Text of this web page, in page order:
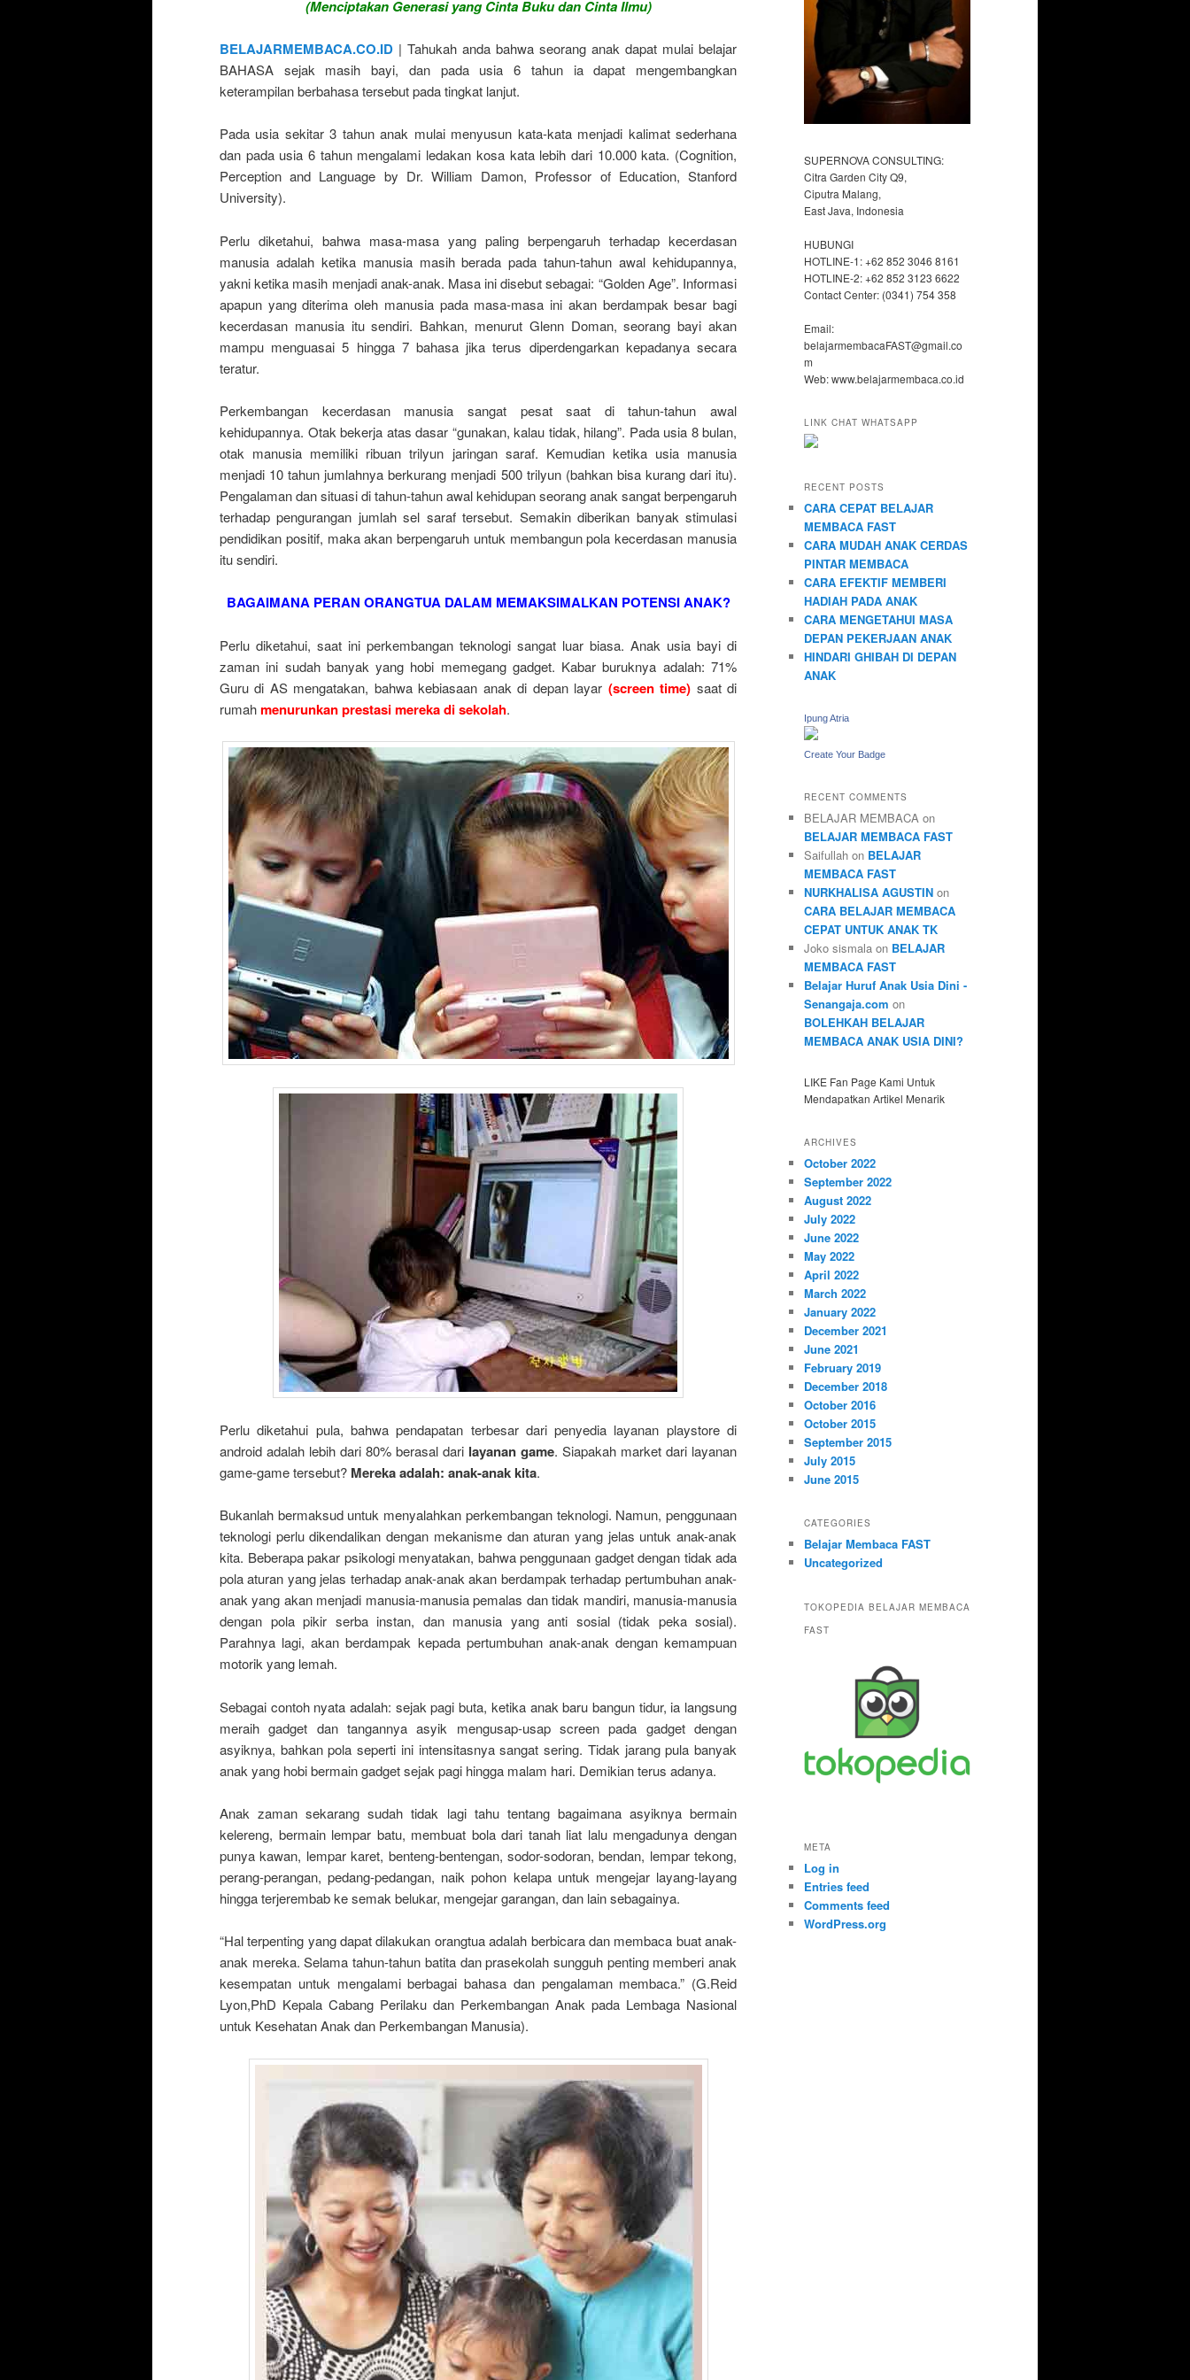
(Menciptakan Generasi yang Cinta Buku dan Cinta Ilmu)
BELAJARMEMBACA.CO.ID | Tahukah anda bahwa seorang anak dapat mulai belajar
BAHASA sejak masih bayi, dan pada usia 6 tahun ia dapat mengembangkan
keterampilan berbahasa tersebut pada tingkat lanjut.
Pada usia sekitar 3 tahun anak mulai menyusun kata-kata menjadi kalimat sederhana
dan pada usia 6 tahun mengalami ledakan kosa kata lebih dari 10.000 kata. (Cognition,
Perception and Language by Dr. William Damon, Professor of Education, Stanford
University).
Perlu diketahui, bahwa masa-masa yang paling berpengaruh terhadap kecerdasan
manusia adalah ketika manusia masih berada pada tahun-tahun awal kehidupannya,
yakni ketika masih menjadi anak-anak. Masa ini disebut sebagai: “Golden Age”. Informasi
apapun yang diterima oleh manusia pada masa-masa ini akan berdampak besar bagi
kecerdasan manusia itu sendiri. Bahkan, menurut Glenn Doman, seorang bayi akan
mampu menguasai 5 hingga 7 bahasa jika terus diperdengarkan kepadanya secara
teratur.
Perkembangan kecerdasan manusia sangat pesat saat di tahun-tahun awal
kehidupannya. Otak bekerja atas dasar “gunakan, kalau tidak, hilang”. Pada usia 8 bulan,
otak manusia memiliki ribuan trilyun jaringan saraf. Kemudian ketika usia manusia
menjadi 10 tahun jumlahnya berkurang menjadi 500 trilyun (bahkan bisa kurang dari itu).
Pengalaman dan situasi di tahun-tahun awal kehidupan seorang anak sangat berpengaruh
terhadap pengurangan jumlah sel saraf tersebut. Semakin diberikan banyak stimulasi
pendidikan positif, maka akan berpengaruh untuk membangun pola kecerdasan manusia
itu sendiri.
BAGAIMANA PERAN ORANGTUA DALAM MEMAKSIMALKAN POTENSI ANAK?
Perlu diketahui, saat ini perkembangan teknologi sangat luar biasa. Anak usia bayi di
zaman ini sudah banyak yang hobi memegang gadget. Kabar buruknya adalah: 71%
Guru di AS mengatakan, bahwa kebiasaan anak di depan layar (screen time) saat di
rumahmenurunkan prestasi mereka di sekolah.
Perlu diketahui pula, bahwa pendapatan terbesar dari penyedia layanan playstore di
android adalah lebih dari 80% berasal dari layanan game. Siapakah market dari layanan
game-game tersebut? Mereka adalah: anak-anak kita.
Bukanlah bermaksud untuk menyalahkan perkembangan teknologi. Namun, penggunaan
teknologi perlu dikendalikan dengan mekanisme dan aturan yang jelas untuk anak-anak
kita. Beberapa pakar psikologi menyatakan, bahwa penggunaan gadget dengan tidak ada
pola aturan yang jelas terhadap anak-anak akan berdampak terhadap pertumbuhan anak-
anak yang akan menjadi manusia-manusia pemalas dan tidak mandiri, manusia-manusia
dengan pola pikir serba instan, dan manusia yang anti sosial (tidak peka sosial).
Parahnya lagi, akan berdampak kepada pertumbuhan anak-anak dengan kemampuan
motorik yang lemah.
Sebagai contoh nyata adalah: sejak pagi buta, ketika anak baru bangun tidur, ia langsung
meraih gadget dan tangannya asyik mengusap-usap screen pada gadget dengan
asyiknya, bahkan pola seperti ini intensitasnya sangat sering. Tidak jarang pula banyak
anak yang hobi bermain gadget sejak pagi hingga malam hari. Demikian terus adanya.
Anak zaman sekarang sudah tidak lagi tahu tentang bagaimana asyiknya bermain
kelereng, bermain lempar batu, membuat bola dari tanah liat lalu mengadunya dengan
punya kawan, lempar karet, benteng-bentengan, sodor-sodoran, bendan, lempar tekong,
perang-perangan, pedang-pedangan, naik pohon kelapa untuk mengejar layang-layang
hingga terjerembab ke semak belukar, mengejar garangan, dan lain sebagainya.
“Hal terpenting yang dapat dilakukan orangtua adalah berbicara dan membaca buat anak-
anak mereka. Selama tahun-tahun batita dan prasekolah sungguh penting memberi anak
kesempatan untuk mengalami berbagai bahasa dan pengalaman membaca.” (G.Reid
Lyon,PhD Kepala Cabang Perilaku dan Perkembangan Anak pada Lembaga Nasional
untuk Kesehatan Anak dan Perkembangan Manusia).
SUPERNOVA CONSULTING:
Citra Garden City Q9,
Ciputra Malang,
East Java, Indonesia
HUBUNGI
HOTLINE-1: +62 852 3046 8161
HOTLINE-2: +62 852 3123 6622
Contact Center: (0341) 754 358
Email:
belajarmembacaFAST@gmail.co
m
Web: www.belajarmembaca.co.id
LINK CHAT WHATSAPP
RECENT POSTS
CARA CEPAT BELAJAR
MEMBACA FAST
CARA MUDAH ANAK CERDAS
PINTAR MEMBACA
CARA EFEKTIF MEMBERI
HADIAH PADA ANAK
CARA MENGETAHUI MASA
DEPAN PEKERJAAN ANAK
HINDARI GHIBAH DI DEPAN
ANAK
Ipung Atria
Create Your Badge
RECENT COMMENTS
BELAJAR MEMBACA on
BELAJAR MEMBACA FAST
Saifullah on BELAJAR
MEMBACA FAST
NURKHALISA AGUSTIN on
CARA BELAJAR MEMBACA
CEPAT UNTUK ANAK TK
Joko sismala on BELAJAR
MEMBACA FAST
Belajar Huruf Anak Usia Dini -
Senangaja.com on
BOLEHKAH BELAJAR
MEMBACA ANAK USIA DINI?
LIKE Fan Page Kami Untuk
Mendapatkan Artikel Menarik
ARCHIVES
October 2022
September 2022
August 2022
July 2022
June 2022
May 2022
April 2022
March 2022
January 2022
December 2021
June 2021
February 2019
December 2018
October 2016
October 2015
September 2015
July 2015
June 2015
CATEGORIES
Belajar Membaca FAST
Uncategorized
TOKOPEDIA BELAJAR MEMBACA
FAST
META
Log in
Entries feed
Comments feed
WordPress.org